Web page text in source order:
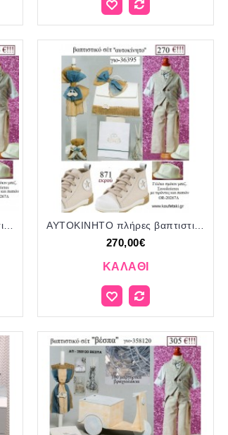
ΑΥΤΟΚΙΝΗΤΟ πλήρες βαπτιστικό σετ με ΞΥΛΙΝΟ ΠΑΓΚΑΚΙ ΠΟΥ ΓΙΝΕΤΑΙ ΘΡΑΝΙΟ Η' ΤΣΑΝΤΑ ΓΙΟ-363110 295€!!! ΑΥΤΟΚΙΝΗΤΟ πλήρες βαπτιστικό σετ με ΤΣΑΝΤΑ ΓΙΟ-36395 270€!!!
270,00€
ΚΑΛΆΘΙ